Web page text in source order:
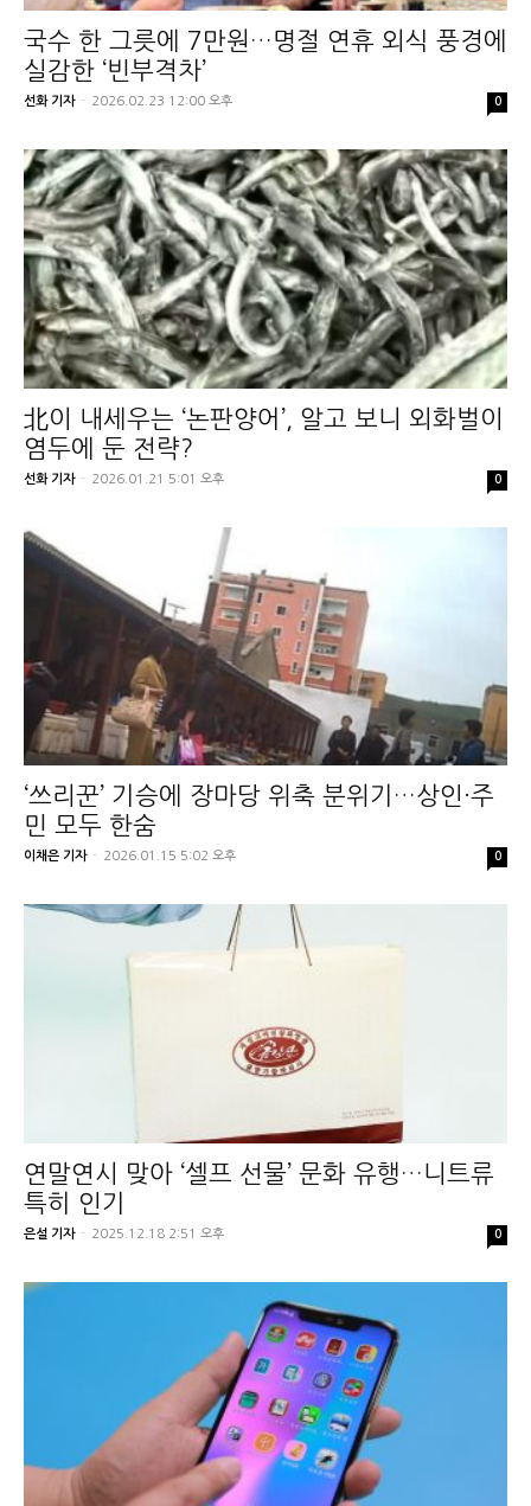
국수 한 그릇에 7만원…명절 연휴 외식 풍경에
실감한 ‘빈부격차’
선화 기자 - 2026.02.23 12:00 오후 0
北이 내세우는 ‘논판양어’, 알고 보니 외화벌이
염두에 둔 전략?
선화 기자 - 2026.01.21 5:01 오후 0
‘쓰리꾼’ 기승에 장마당 위축 분위기…상인·주
민 모두 한숨
이채은 기자 - 2026.01.15 5:02 오후 0
연말연시 맞아 ‘셀프 선물’ 문화 유행…니트류
특히 인기
은설 기자 - 2025.12.18 2:51 오후 0